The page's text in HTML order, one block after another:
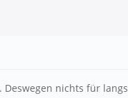
nichts für